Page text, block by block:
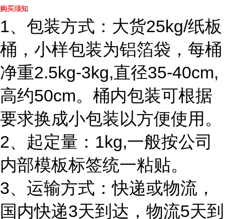
购买须知
1、包装方式：大货25kg/纸板
桶，小样包装为铝箔袋，每桶
净重2.5kg-3kg,直径35-40cm,
高约50cm。桶内包装可根据
要求换成小包装以方便使用。
2、起定量：1kg,一般按公司
内部模板标签统一粘贴。
3、运输方式：快递或物流，
国内快递3天到达，物流5天到